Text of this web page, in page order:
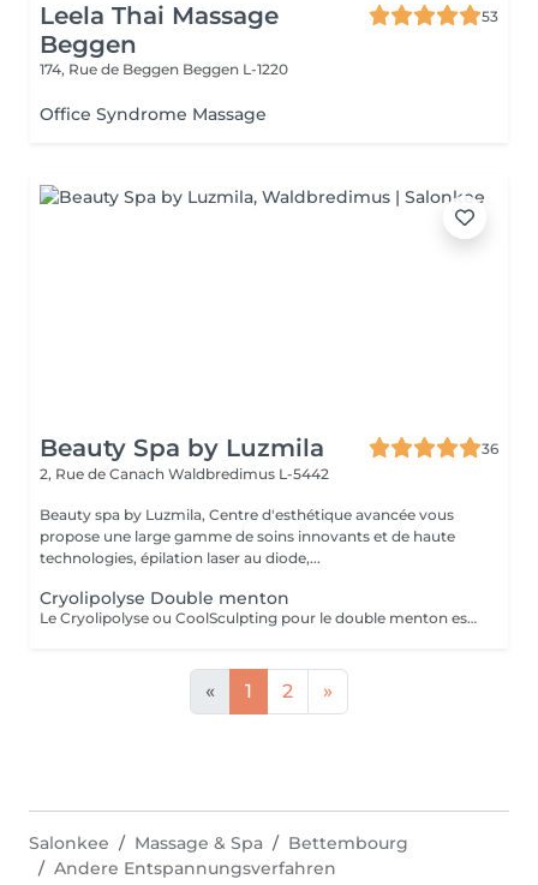
Leela Thai Massage
Beggen
53
174, Rue de Beggen Beggen L-1220
Office Syndrome Massage
Beauty Spa by Luzmila
36
2, Rue de Canach Waldbredimus L-5442
Beauty spa by Luzmila, Centre d'esthétique avancée vous
propose une large gamme de soins innovants et de haute
technologies, épilation laser au diode,...
Cryolipolyse Double menton
Le Cryolipolyse ou CoolSculpting pour le double menton est un traitement esthétique efficace et non invasif permettant de réduire l'apparence du double menton. Cette méthode utilise des températures très basses pour détruire les cellules graisseuses situées sous la peau, qui sont ensuite éliminées naturellement par le corps sans endommager les tissus environnants. Le résultat est une réduction visible de la graisse sous-mentonnière, pour un visage plus affiné. Avantages : Réduction de l'apparence du double menton sans chirurgie ; Traitement Non invasif et sans douleur ; Résultats visibles après quelques séances. Réservez dès aujourd'hui votre séance de Cryolipolyse pour le double menton et découvrez les résultats incroyables de cette technologie innovante !
« 1 2 »
Salonkee Massage & Spa
Bettembourg
Andere Entspannungsverfahren